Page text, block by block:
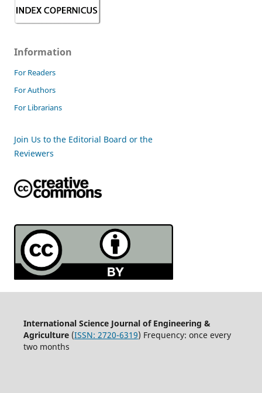
Information
For Readers
For Authors
For Librarians
Join Us to the Editorial Board or the
Reviewers
International Science Journal of Engineering &
Agriculture(ISSN: 2720-6319) Frequency: once every
two months